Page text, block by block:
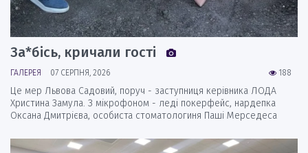
За*бісь, кричали гості
188
ГАЛЕРЕЯ 07 СЕРПНЯ, 2026
Це мер Львова Садовий, поруч - заступниця керівника ЛОДА
Христина Замула. З мікрофоном - леді покерфейс, нардепка
Оксана Дмитрієва, особиста стоматологиня Паші Мерседеса